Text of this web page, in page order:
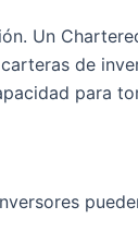
Un
de
para